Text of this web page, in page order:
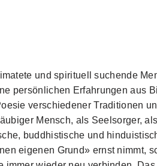
und spirituell suchende
persönlichen Erfahrungen aus
verschiedener Traditionen
Mensch, als Seelsorger,
buddhistische und
eigenen Grund» ernst nimmt,